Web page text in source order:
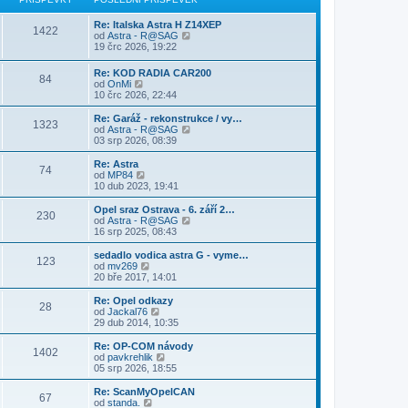
e
k
í
s
p
ě
v
e
k
p
ř
í
s
p
v
e
k
s
l
e
d
í
p
í
s
p
ě
v
e
z
i
t
p
o
s
l
e
d
í
p
ř
í
ě
v
e
k
1422
Re: Italska Astra H Z14XEP
od Astra - R@SAG
r
a
t
p
l
í
p
s
p
e
19 črc 2026, 19:22
84
Re: KOD RADIA CAR200
od OnMi
o
b
a
z
p
o
s
e
d
n
í
p
ř
í
s
p
ě
v
e
k
10 črc 2026, 22:44
1323
Re: Garáž - rekonstrukce / vy…
od Astra - R@SAG
b
t
p
e
í
s
p
e
k
03 srp 2026, 08:39
74
Re: Astra
od MP84
o
b
r
a
z
i
p
o
s
e
d
n
í
p
ř
í
s
p
ě
10 dub 2023, 19:41
230
Opel sraz Ostrava - 6. září 2…
od Astra - R@SAG
b
r
e
í
p
16 srp 2025, 08:43
123
sedadlo vodica astra G - vyme…
od mv269
o
b
r
a
z
t
p
o
s
e
20 bře 2017, 14:01
28
Re: Opel odkazy
od Jackal76
o
b
r
a
z
p
29 dub 2014, 10:35
1402
Re: OP-COM návody
od pavkrehlik
o
b
r
05 srp 2026, 18:55
67
Re: ScanMyOpelCAN
od standa.